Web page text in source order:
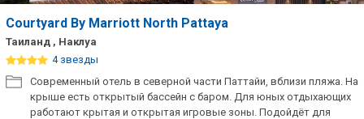
Courtyard By Marriott North Pattaya
Таиланд , Наклуа
4 звезды
Современный отель в северной части Паттайи, вблизи пляжа. На
крыше есть открытый бассейн с баром. Для юных отдыхающих
работают крытая и открытая игровые зоны. Подойдёт для
Сетевые отели Вьетнама
Сетевые отели Мальдив
Сетевые отели Бали